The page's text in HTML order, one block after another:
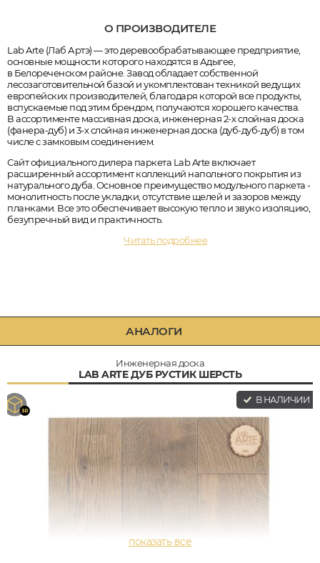
О ПРОИЗВОДИТЕЛЕ
Lab Arte (Лаб Артэ) — это деревообрабатывающее предприятие,
основные мощности которого находятся в Адыгее,
в Белореченском районе. Завод обладает собственной
лесозаготовительной базой и укомплектован техникой ведущих
европейских производителей, благодаря которой все продукты,
вспускаемые под этим брендом, получаются хорошего качества.
В ассортименте массивная доска, инженерная 2-х слойная доска
(фанера-дуб) и 3-х слойная инженерная доска (дуб-дуб-дуб) в том
числе с замковым соединением.
Сайт официального дилера паркета Lab Arte включает
расширенный ассортимент коллекций напольного покрытия из
натурального дуба. Основное преимущество модульного паркета -
монолитность после укладки, отсутствие щелей и зазоров между
планками. Все это обеспечивает высокую тепло и звуко изоляцию,
безупречный вид и практичность.
Читать подробнее
АНАЛОГИ
Инженерная доска
LAB ARTE ДУБ РУСТИК ШЕРСТЬ
В НАЛИЧИИ